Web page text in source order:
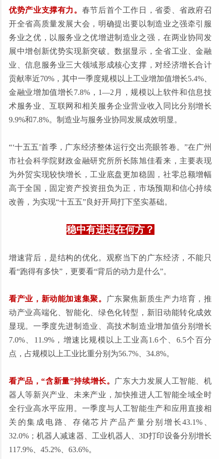
优势产业支撑有力。 春节后首个工作日，省委、省政府召
开全省高质量发展大会，明确提出要以制造业之强牵引服
务业之优，以服务业之优增进制造业之强，在两业协同发
展中增创新优势实现新突破。数据显示，全省工业、金融
业、信息服务业三大领域形成核心支撑，对经济增长合计
贡献率近70%，其中一季度规模以上工业增加值增长5.4%、
金融业增加值增长7.8%，1—2月，规模以上软件和信息技
术服务业、互联网和相关服务企业营业收入同比分别增长
9.9%和7.8%。制造业与服务业协同发展成效明显。
“‘十五五’首季，广东经济整体运行交出亮眼答卷。”在广州
市社会科学院财政金融研究所所长陈旭佳看来，主要表现
为外贸实现较快增长，工业底盘更加稳固，社零总额增幅
高于全国，固定资产投资扭负为正，市场预期和信心持续
改善，为实现“十五五”良好开局打下坚实基础。
稳中有进进在何方？
增速背后，是结构的优化。观察当下的广东经济，不能只
看“跑得有多快”，更要看“背后的动力是什么”。
看产业，新动能加速集聚。
广东聚焦新质生产力培育，推
动产业高端化、智能化、绿色化转型，新旧动能转化成效
显现。一季度先进制造业、高技术制造业增加值分别增长
7.0%、11.9%，增速比规模以上工业高1.6个、6.5个百分
点，占规模以上工业比重分别为56.7%、34.8%。
看产品，“含新量”持续增长。 广东大力发展人工智能、机
器人等新兴产业、未来产业，加快推进人工智能全域全时
全行业高水平应用。一季度与人工智能生产和应用直接相
关的集成电路、存储芯片产品产量分别增长43.1%、
32.0%；机器人减速器、工业机器人、3D打印设备分别增长
117.9%、45.2%、63.6%。